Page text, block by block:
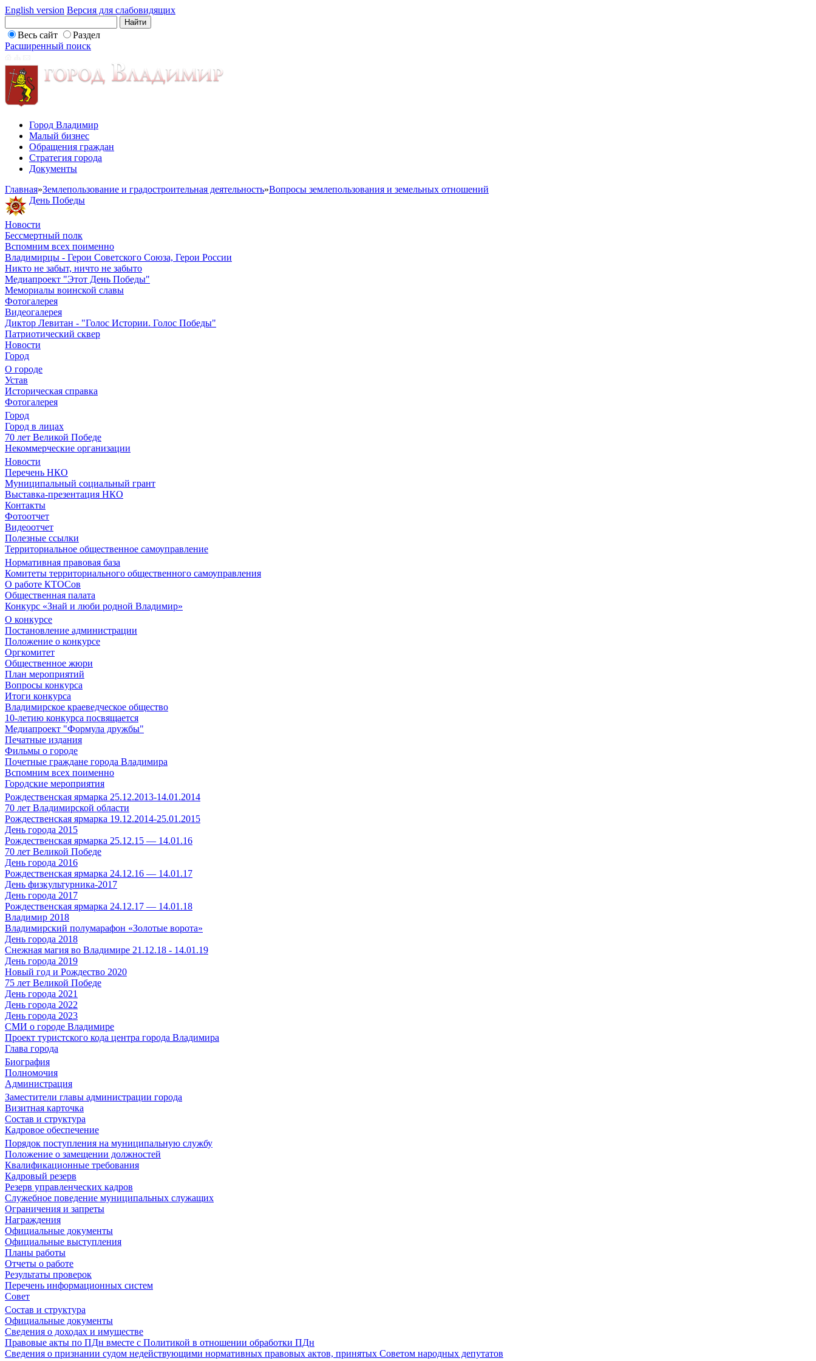
English version Версия для слабовидящих
Весь сайт
Раздел
Расширенный поиск
Город Владимир
Малый бизнес
Обращения граждан
Стратегия города
Документы
Главная»Землепользование и градостроительная деятельность»Вопросы землепользования и земельных отношений
День Победы
Новости
Бессмертный полк
Вспомним всех поименно
Владимирцы - Герои Советского Союза, Герои России
Никто не забыт, ничто не забыто
Медиапроект "Этот День Победы"
Мемориалы воинской славы
Фотогалерея
Видеогалерея
Диктор Левитан - "Голос Истории. Голос Победы"
Патриотический сквер
Новости
Город
О городе
Устав
Историческая справка
Фотогалерея
Город
Город в лицах
70 лет Великой Победе
Некоммерческие организации
Новости
Перечень НКО
Муниципальный социальный грант
Выставка-презентация НКО
Контакты
Фотоотчет
Видеоотчет
Полезные ссылки
Территориальное общественное самоуправление
Нормативная правовая база
Комитеты территориального общественного самоуправления
О работе КТОСов
Общественная палата
Конкурс «Знай и люби родной Владимир»
О конкурсе
Постановление администрации
Положение о конкурсе
Оргкомитет
Общественное жюри
План мероприятий
Вопросы конкурса
Итоги конкурса
Владимирское краеведческое общество
10-летию конкурса посвящается
Медиапроект "Формула дружбы"
Печатные издания
Фильмы о городе
Почетные граждане города Владимира
Вспомним всех поименно
Городские мероприятия
Рождественская ярмарка 25.12.2013-14.01.2014
70 лет Владимирской области
Рождественская ярмарка 19.12.2014-25.01.2015
День города 2015
Рождественская ярмарка 25.12.15 — 14.01.16
70 лет Великой Победе
День города 2016
Рождественская ярмарка 24.12.16 — 14.01.17
День физкультурника-2017
День города 2017
Рождественская ярмарка 24.12.17 — 14.01.18
Владимир 2018
Владимирский полумарафон «Золотые ворота»
День города 2018
Снежная магия во Владимире 21.12.18 - 14.01.19
День города 2019
Новый год и Рождество 2020
75 лет Великой Победе
День города 2021
День города 2022
День города 2023
СМИ о городе Владимире
Проект туристского кода центра города Владимира
Глава города
Биография
Полномочия
Администрация
Заместители главы администрации города
Визитная карточка
Состав и структура
Кадровое обеспечение
Порядок поступления на муниципальную службу
Положение о замещении должностей
Квалификационные требования
Кадровый резерв
Резерв управленческих кадров
Служебное поведение муниципальных служащих
Ограничения и запреты
Награждения
Официальные документы
Официальные выступления
Планы работы
Отчеты о работе
Результаты проверок
Перечень информационных систем
Совет
Состав и структура
Официальные документы
Сведения о доходах и имуществе
Правовые акты по ПДн вместе с Политикой в отношении обработки ПДн
Сведения о признании судом недействующими нормативных правовых актов, принятых Советом народных депутатов